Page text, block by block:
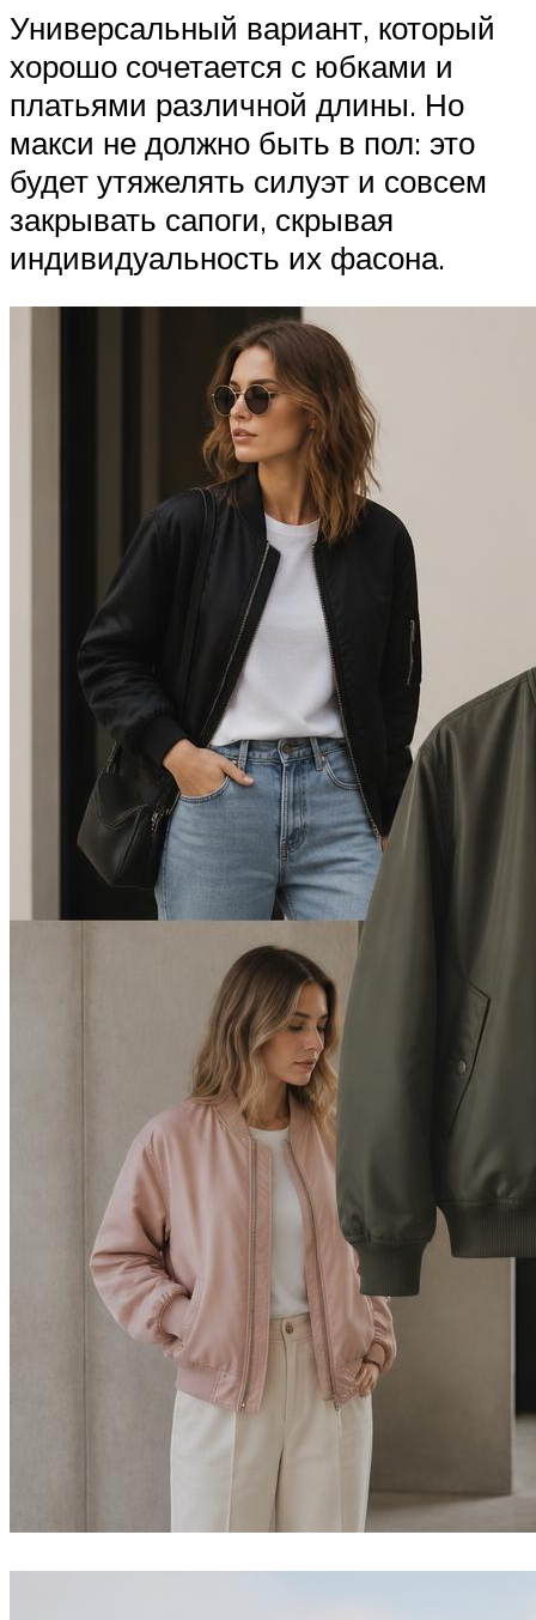
Универсальный вариант, который
хорошо сочетается с юбками и
платьями различной длины. Но
макси не должно быть в пол: это
будет утяжелять силуэт и совсем
закрывать сапоги, скрывая
индивидуальность их фасона.